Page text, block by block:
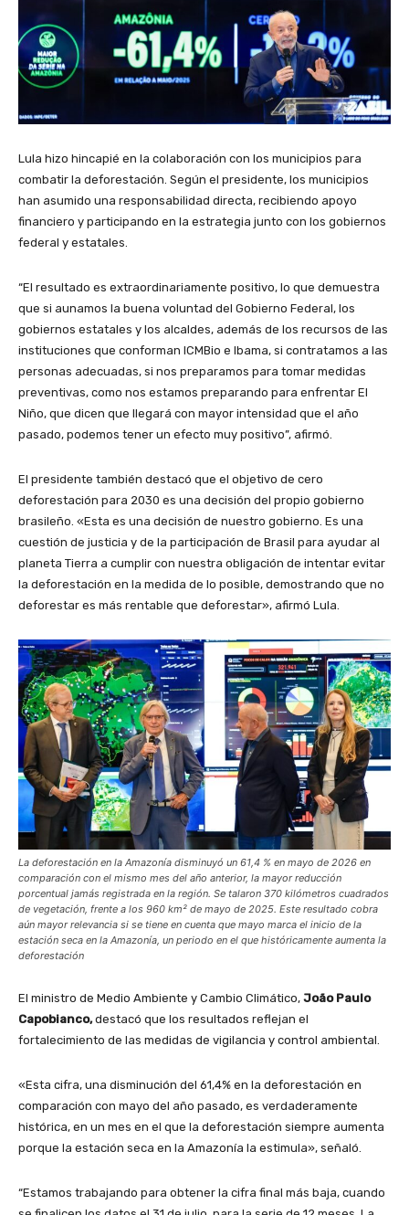
Lula hizo hincapié en la colaboración con los municipios para
combatir la deforestación. Según el presidente, los municipios
han asumido una responsabilidad directa, recibiendo apoyo
financiero y participando en la estrategia junto con los gobiernos
federal y estatales.
“El resultado es extraordinariamente positivo, lo que demuestra
que si aunamos la buena voluntad del Gobierno Federal, los
gobiernos estatales y los alcaldes, además de los recursos de las
instituciones que conforman ICMBio e Ibama, si contratamos a las
personas adecuadas, si nos preparamos para tomar medidas
preventivas, como nos estamos preparando para enfrentar El
Niño, que dicen que llegará con mayor intensidad que el año
pasado, podemos tener un efecto muy positivo”, afirmó.
El presidente también destacó que el objetivo de cero
deforestación para 2030 es una decisión del propio gobierno
brasileño. «Esta es una decisión de nuestro gobierno. Es una
cuestión de justicia y de la participación de Brasil para ayudar al
planeta Tierra a cumplir con nuestra obligación de intentar evitar
la deforestación en la medida de lo posible, demostrando que no
deforestar es más rentable que deforestar», afirmó Lula.
La deforestación en la Amazonía disminuyó un 61,4 % en mayo de 2026 en
comparación con el mismo mes del año anterior, la mayor reducción
porcentual jamás registrada en la región. Se talaron 370 kilómetros cuadrados
de vegetación, frente a los 960 km² de mayo de 2025. Este resultado cobra
aún mayor relevancia si se tiene en cuenta que mayo marca el inicio de la
estación seca en la Amazonía, un periodo en el que históricamente aumenta la
deforestación
El ministro de Medio Ambiente y Cambio Climático, João Paulo
Capobianco,destacó que los resultados reflejan el
fortalecimiento de las medidas de vigilancia y control ambiental.
«Esta cifra, una disminución del 61,4% en la deforestación en
comparación con mayo del año pasado, es verdaderamente
histórica, en un mes en el que la deforestación siempre aumenta
porque la estación seca en la Amazonía la estimula», señaló.
“Estamos trabajando para obtener la cifra final más baja, cuando